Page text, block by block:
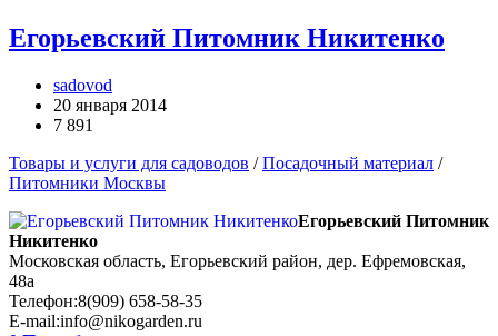
Егорьевский Питомник Никитенко
sadovod
20 января 2014
7 891
Товары и услуги для садоводов /Посадочный материал /
Питомники Москвы
Егорьевский Питомник
Никитенко
Московская область, Егорьевский район, дер. Ефремовская,
48а
Телефон:8(909) 658-58-35
E-mail:info@nikogarden.ru